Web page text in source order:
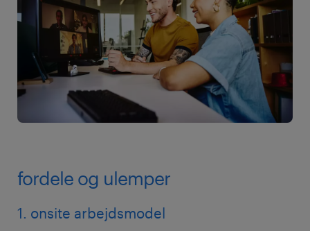
fordele og ulemper
1. onsite arbejdsmodel